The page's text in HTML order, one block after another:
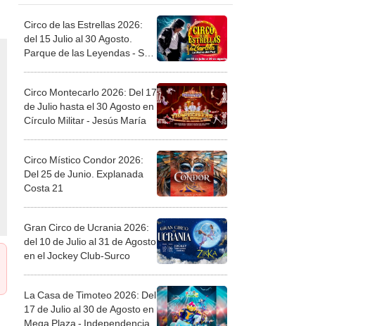
del 15 Julio al 30 Agosto.
Parque de las Leyendas - San
Miguel
de Julio hasta el 30 Agosto en
Círculo Militar - Jesús María
Del 25 de Junio. Explanada
Costa 21
del 10 de Julio al 31 de Agosto
en el Jockey Club-Surco
17 de Julio al 30 de Agosto en
Mega Plaza - Independencia